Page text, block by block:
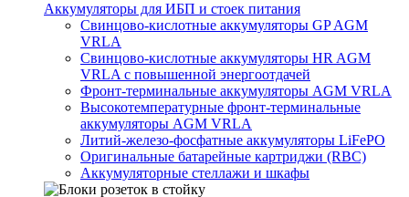
Аккумуляторы для ИБП и стоек питания
Свинцово-кислотные аккумуляторы GP AGM
VRLA
Свинцово-кислотные аккумуляторы HR AGM
VRLA с повышенной энергоотдачей
Фронт-терминальные аккумуляторы AGM VRLA
Высокотемпературные фронт-терминальные
аккумуляторы AGM VRLA
Литий-железо-фосфатные аккумуляторы LiFePO
Оригинальные батарейные картриджи (RBC)
Аккумуляторные стеллажи и шкафы